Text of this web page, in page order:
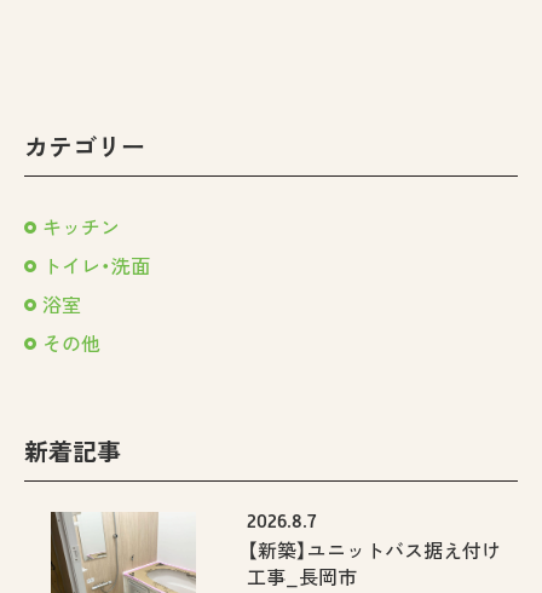
カテゴリー
キッチン
トイレ・洗面
浴室
その他
新着記事
2026.8.7
【新築】ユニットバス据え付け
工事_長岡市